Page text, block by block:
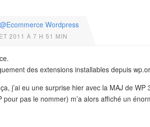
Wordpress
2011 À 7 H 51 MIN
des extensions installables depuis
j’ai eu une surprise hier avec la MAJ de WP
pour pas le nommer) m’a alors affiché un